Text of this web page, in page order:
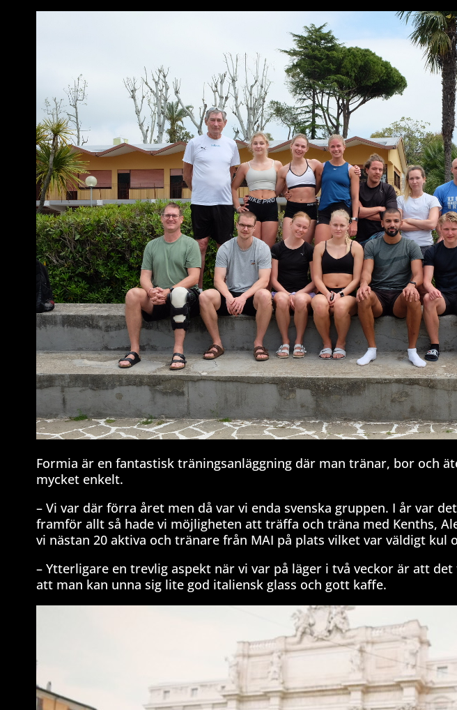
Formia är en fantastisk träningsanläggning där man tränar, bor och
mycket enkelt.
– Vi var där förra året men då var vi enda svenska gruppen. I år var
framför allt så hade vi möjligheten att träffa och träna med Kenths,
vi nästan 20 aktiva och tränare från MAI på plats vilket var väldigt kul
– Ytterligare en trevlig aspekt när vi var på läger i två veckor är att
att man kan unna sig lite god italiensk glass och gott kaffe.